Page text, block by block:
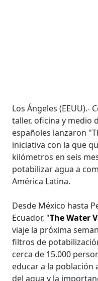
Los Ángeles (EEUU).-
taller, oficina y medio
españoles lanzaron
iniciativa con la que
kilómetros en seis
potabilizar agua a
América Latina.
Desde México hasta
Ecuador, "The Water
viaje la próxima
filtros de
cerca de 15.000
educar a la población
del agua y la